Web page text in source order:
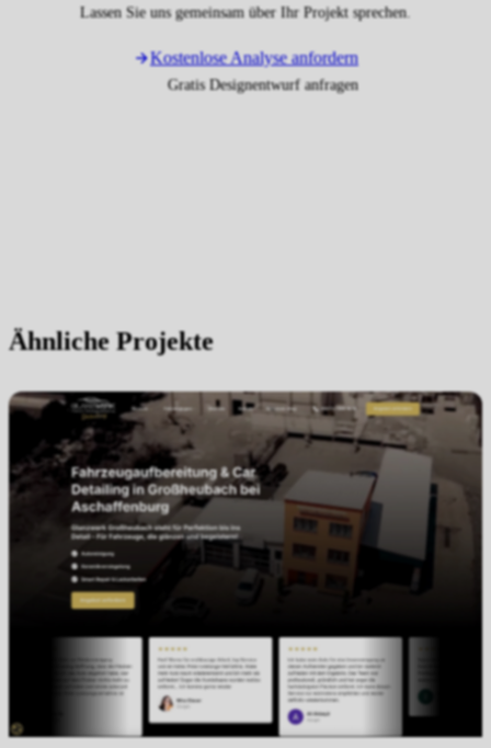
Lassen Sie uns gemeinsam über Ihr Projekt sprechen.
Kostenlose Analyse anfordern
Gratis Designentwurf anfragen
Ähnliche Projekte